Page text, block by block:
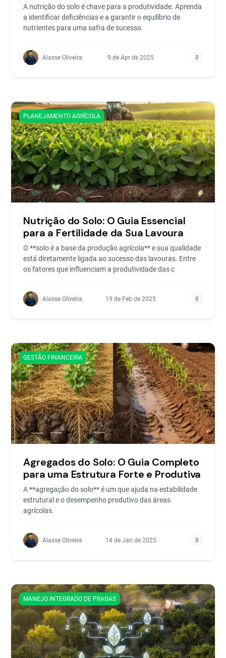
A nutrição do solo é chave para a produtividade. Aprenda
a identificar deficiências e a garantir o equilíbrio de
nutrientes para uma safra de sucesso.
Alasse Oliveira 9 de Apr de 2025 8
PLANEJAMENTO AGRÍCOLA
Nutrição do Solo: O Guia Essencial
para a Fertilidade da Sua Lavoura
O **solo é a base da produção agrícola** e sua qualidade
está diretamente ligada ao sucesso das lavouras. Entre
os fatores que influenciam a produtividade das c
Alasse Oliveira 19 de Feb de 2025 8
GESTÃO FINANCEIRA
Agregados do Solo: O Guia Completo
para uma Estrutura Forte e Produtiva
A **agregação do solo** é um que ajuda na estabilidade
estrutural e o desempenho produtivo das áreas
agrícolas.
Alasse Oliveira 14 de Jan de 2025 8
MANEJO INTEGRADO DE PRAGAS